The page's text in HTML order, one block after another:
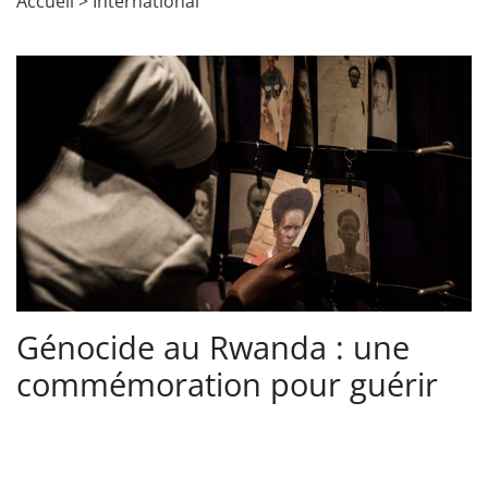
Génocide au Rwanda : une
commémoration pour guérir